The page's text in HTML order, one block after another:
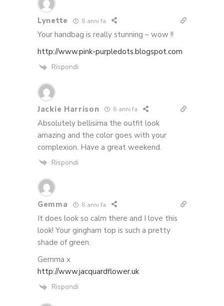
Lynette 8 anni fa
Your handbag is really stunning – wow !!
http://www.pink-purpledots.blogspot.com
Rispondi
Jackie Harrison 8 anni fa
Absolutely bellisima the outfit look
amazing and the color goes with your
complexion. Have a great weekend.
Rispondi
Gemma 8 anni fa
It does look so calm there and I love this
look! Your gingham top is such a pretty
shade of green.
Gemma x
http://www.jacquardflower.uk
Rispondi